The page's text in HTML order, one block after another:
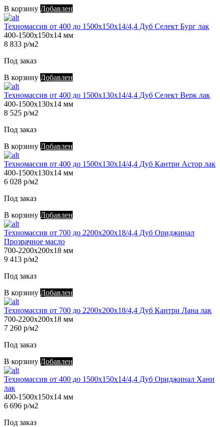
В корзину Добавлен
Техномассив от 400 до 1500х150х14/4,4 Дуб Селект Бург лак
400-1500х150х14 мм
8 833 р/м2
Под заказ
В корзину Добавлен
Техномассив от 400 до 1500х130х14/4,4 Дуб Селект Верк лак
400-1500х130х14 мм
8 525 р/м2
Под заказ
В корзину Добавлен
Техномассив от 400 до 1500х130х14/4,4 Дуб Кантри Астор лак
400-1500х130х14 мм
6 028 р/м2
Под заказ
В корзину Добавлен
Техномассив от 700 до 2200х200х18/4,4 Дуб Ориджинал
Прозрачное масло
700-2200х200х18 мм
9 413 р/м2
Под заказ
В корзину Добавлен
Техномассив от 700 до 2200х200х18/4,4 Дуб Кантри Лана лак
700-2200х200х18 мм
7 260 р/м2
Под заказ
В корзину Добавлен
Техномассив от 400 до 1500х150х14/4,4 Дуб Ориджинал Хани
лак
400-1500х150х14 мм
6 696 р/м2
Под заказ